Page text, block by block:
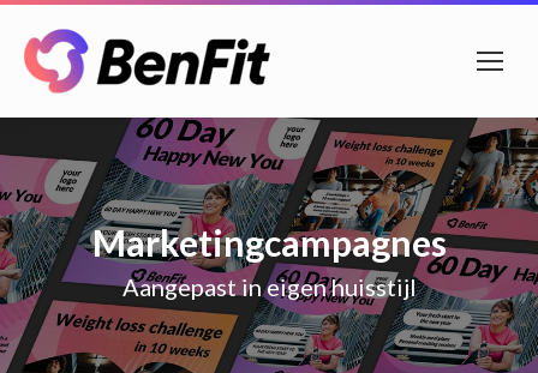
Marketingcampagnes
Aangepast in eigen huisstijl